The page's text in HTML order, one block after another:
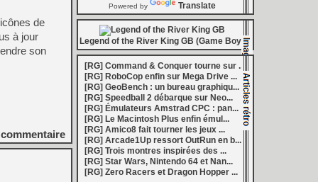
: après un accueil mitigé, Game Freak va revoir sa copie
Champions Tactics, le jeu NFT ferme ses portes
: l'hymne ultime à la solitude a déjà quarante ans
le maintien des jeux physiques pour les joueurs
27 veut apporter du sang neuf avec le mode The Grounds
médiéval à petit prix pour la rentrée
inspiré des Zelda de la Game Boy arrivera à la rentrée 2026
Vault arrive sur le marché en 1.0
Hunter Wilds avec un prologue gratuit
[
GK] Mémoire cash - Retour sur Hybrid Heaven, l'étrange exclusivité Konami de la Nintendo 64
[
GK] Nouvelle grève à Quantic Dream (Detroit : Become Human) contre les 115 licenciements
[
GK] Mafia The Old Country : l'extension « Homme d'honneur » se dévoile avant sa sortie
Boy disponibles sur le Nintendo Switch Online
Dead : Streets of Survival tient sa date de sortie
[
GK] C'est officiel, Electronic Arts devient la propriété de l'Arabie saoudite et quitte le marché boursier
la 1.0, Amplitude bourre les nouvelles factions
de
à jour
son
commentaire
Powered by Translate
Legend of the River King GB (Game Boy)
[RG] Command & Conquer tourne sur ...
[RG] RoboCop enfin sur Mega Drive ...
[RG] GeoBench : un bureau graphiqu...
[RG] Speedball 2 débarque sur Neo...
[RG] Émulateurs Amstrad CPC : pan...
[RG] Le Macintosh Plus enfin émul...
[RG] Amico8 fait tourner les jeux ...
[RG] Arcade1Up ressort OutRun en b...
[RG] Trois montres inspirées des ...
[RG] Star Wars, Nintendo 64 et Nan...
[RG] Zero Racers et Dragon Hopper ...